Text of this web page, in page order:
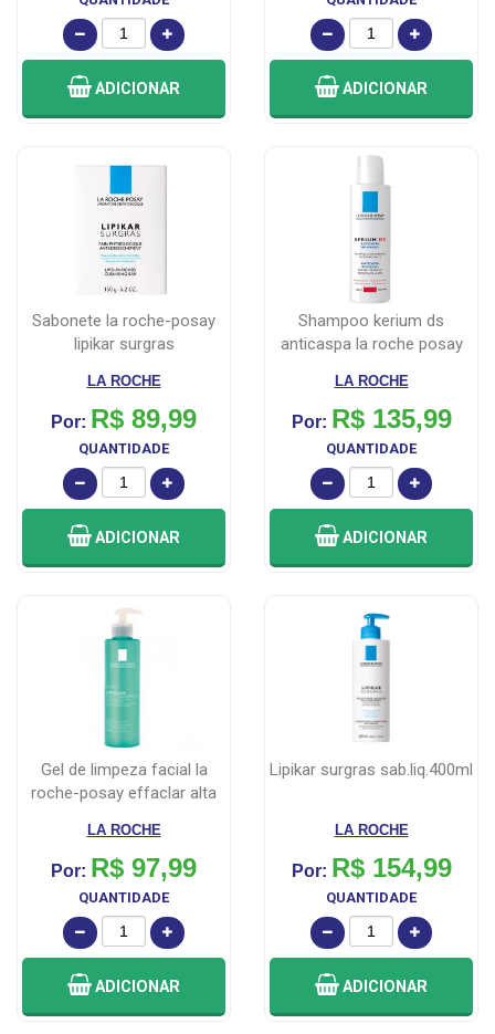
ADICIONAR ADICIONAR
sabonete la roche-posay
lipikar surgras
LA ROCHE
Por: R$ 89,99
QUANTIDADE
ADICIONAR
shampoo kerium ds
anticaspa la roche posay
LA ROCHE
Por: R$ 135,99
QUANTIDADE
ADICIONAR
gel de limpeza facial la
roche-posay effaclar alta
LA ROCHE
Por: R$ 97,99
QUANTIDADE
ADICIONAR
lipikar surgras sab.liq.400ml
LA ROCHE
Por: R$ 154,99
QUANTIDADE
ADICIONAR